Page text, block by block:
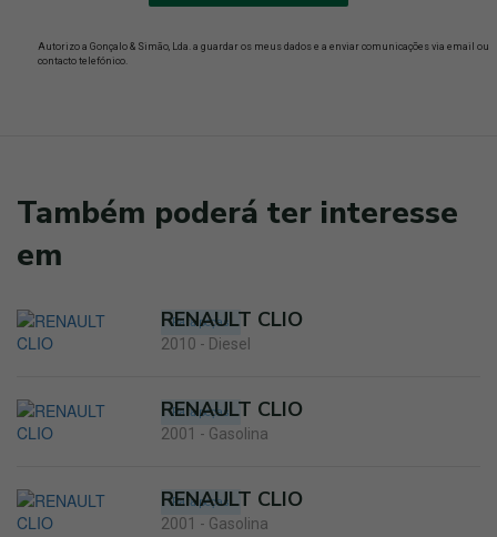
Autorizo a Gonçalo & Simão, Lda. a guardar os meus dados e a enviar comunicações via email ou
contacto telefónico.
Também poderá ter interesse
em
Para peças
RENAULT CLIO
2010 - Diesel
Para peças
RENAULT CLIO
2001 - Gasolina
Para peças
RENAULT CLIO
2001 - Gasolina